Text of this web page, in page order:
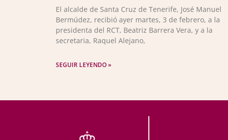
El alcalde de Santa Cruz de Tenerife, José Manuel
Bermúdez, recibió ayer martes, 3 de febrero, a la
presidenta del RCT, Beatriz Barrera Vera, y a la
secretaria, Raquel Alejano,
SEGUIR LEYENDO »